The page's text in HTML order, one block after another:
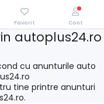
autoplus24.ro
cu anunturile auto
tine printre anunturi
Favorit Cont